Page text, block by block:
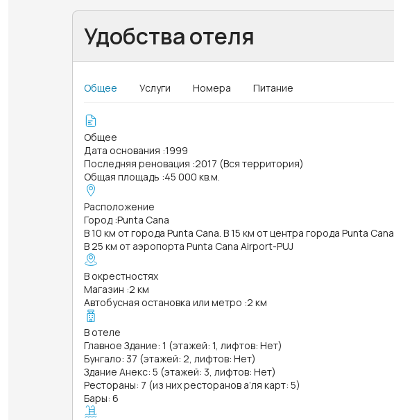
Удобства отеля
Общее Услуги Номера Питание
Общее
Дата основания :1999
Последняя реновация :2017 (Вся территория)
Общая площадь :45 000 кв.м.
Расположение
Город :Punta Cana
В 10 км от города Punta Cana. В 15 км от центра города Punta Cana
В 25 км от аэропорта Punta Cana Airport-PUJ
В окрестностях
Магазин :2 км
Автобусная остановка или метро :2 км
В отеле
Главное Здание: 1 (этажей: 1, лифтов: Нет)
Бунгало: 37 (этажей: 2, лифтов: Нет)
Здание Анекс: 5 (этажей: 3, лифтов: Нет)
Рестораны: 7 (из них ресторанов а’ля карт: 5)
Бары: 6